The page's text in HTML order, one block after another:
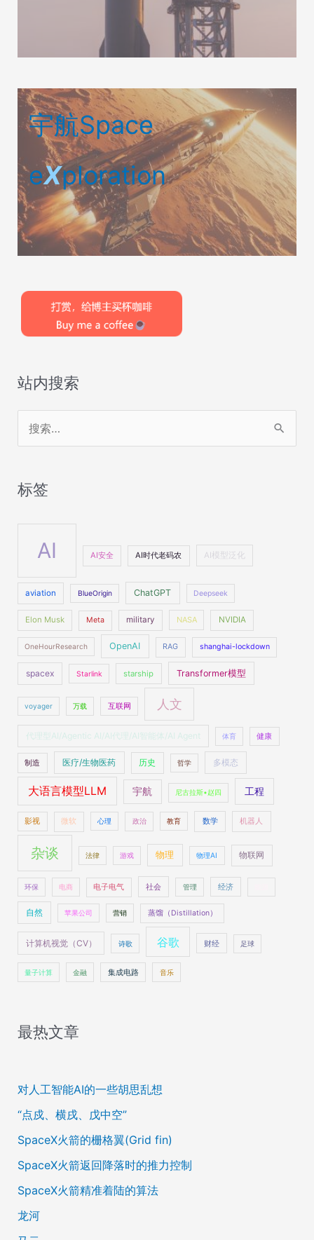
宇航Space
eXploration
站内搜索
索
标签
AI AI安全 AI时代老码农 AI模型泛化
aviation BlueOrigin ChatGPT Deepseek
Elon Musk Meta military NASA NVIDIA
OneHourResearch OpenAI RAG shanghai-lockdown
spacex Starlink starship Transformer模型
voyager 万载 互联网 人文
代理型AI/Agentic AI/AI代理/AI智能体/AI Agent 体育 健康
制造 医疗/生物医药 历史 哲学 多模态
大语言模型LLM 宇航 尼古拉斯•赵四 工程
影视 微软 心理 政治 教育 数学 机器人
杂谈 法律 游戏 物理 物理AI 物联网
环保 电商 电子电气 社会 管理 经济
自然 苹果公司 营销 蒸馏（Distillation）
计算机视觉（CV） 诗歌 谷歌 财经 足球
量子计算 金融 集成电路 音乐
最热文章
对人工智能AI的一些胡思乱想
“点戍、横戌、戊中空”
SpaceX火箭的栅格翼(Grid fin)
SpaceX火箭返回降落时的推力控制
SpaceX火箭精准着陆的算法
龙河